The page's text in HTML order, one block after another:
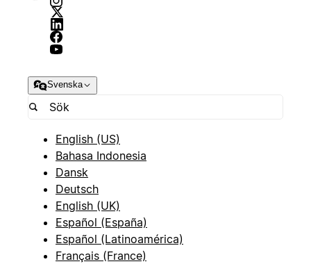
Svenska
English (US)
Bahasa Indonesia
Dansk
Deutsch
English (UK)
Español (España)
Español (Latinoamérica)
Français (France)